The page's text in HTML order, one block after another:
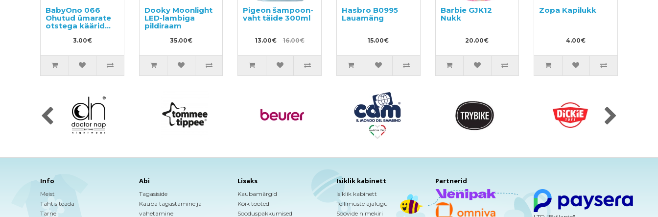
BabyOno 066
Ohutud ümarate
otstega käärid
lõikamiseks
3.00€
Dooky Moonlight
LED-lambiga
pildiraam
35.00€
Pigeon šampoon-
vaht täide 300ml
13.00€ 16.00€
Hasbro B0995
Lauamäng
15.00€
Barbie GJK12
Nukk
20.00€
Zopa Kapilukk
4.00€
Info
Meist
Tähtis teada
Tarne
Abi
Tagasiside
Kauba tagastamine ja
vahetamine
Lisaks
Kaubamärgid
Kõik tooted
Sooduspakkumised
Isiklik kabinett
Isiklik kabinett
Tellimuste ajalugu
Soovide nimekiri
Partnerid